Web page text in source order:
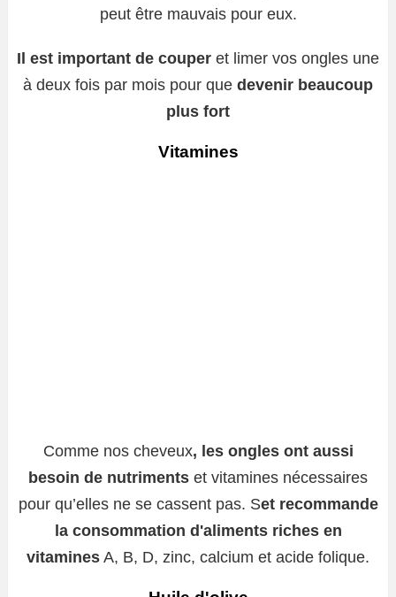
peut être mauvais pour eux.
Il est important de couper et limer vos ongles une
à deux fois par mois pour que devenir beaucoup
plus fort
Vitamines
Comme nos cheveux, les ongles ont aussi
besoin de nutriments et vitamines nécessaires
pour qu’elles ne se cassent pas. Set recommande
la consommation d'aliments riches en
vitamines A, B, D, zinc, calcium et acide folique.